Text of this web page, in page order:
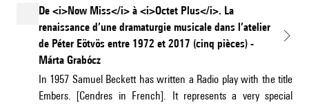
De <i>Now Miss</i> à <i>Octet Plus</i>. La
renaissance d’une dramaturgie musicale dans l’atelier
de Péter Eötvös entre 1972 et 2017 (cinq pièces) -
Márta Grabócz
In 1957 Samuel Beckett has written a Radio play with the title
Embers. [Cendres in French]. It represents a very special